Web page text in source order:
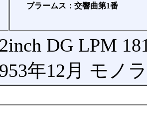
ブラームス：交響曲第1番
DG LPM
年12月 モノ